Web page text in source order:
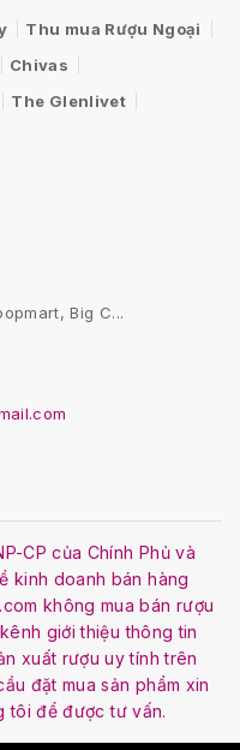
Thu mua Rượu Ngoại
Chivas
The Glenlivet
Big C...
CP của Chính Phủ và
kinh doanh bán hàng
không mua bán rượu
giới thiệu thông tin
xuất rượu uy tính trên
đặt mua sản phẩm xin
tôi để được tư vấn.